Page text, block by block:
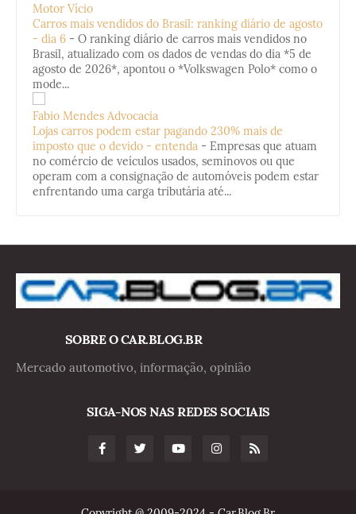
Motor Vício
Carros mais vendidos do Brasil: ranking diário de agosto
- dia 6 - O ranking diário de carros mais vendidos no
Brasil, atualizado com os dados de vendas do dia *5 de
agosto de 2026*, apontou o *Volkswagen Polo* como o
mode...
Fabio Mendes Advocacia
Lojas carros podem estar pagando 230% mais de
imposto que o devido - entenda - Empresas que atuam
no comércio de veículos usados, seminovos ou que
operam com a consignação de automóveis podem estar
enfrentando uma carga tributária até...
SOBRE O CAR.BLOG.BR
Mercado automotivo, informação, opinião
SIGA-NOS NAS REDES SOCIAIS